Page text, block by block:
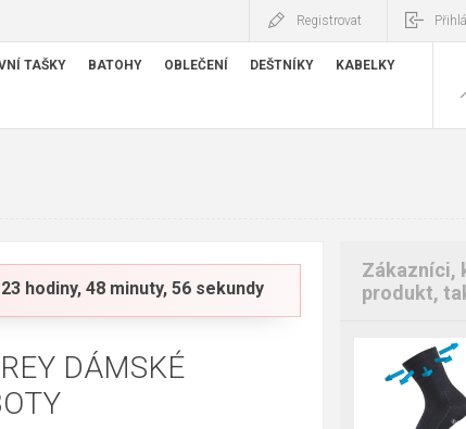
Registrovat
TAŠKY BATOHY OBLEČENÍ DEŠTNÍKY KABELKY
hodiny, 48 minuty, 55 sekundy
DÁMSKÉ
Zákazníci,
produkt,
35-38
39-42
43-46
47-50